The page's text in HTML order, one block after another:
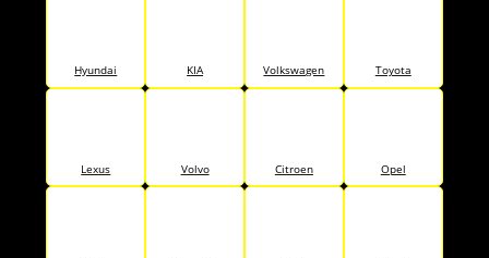
Hyundai KIA Volkswagen Toyota
Lexus Volvo Citroen Opel